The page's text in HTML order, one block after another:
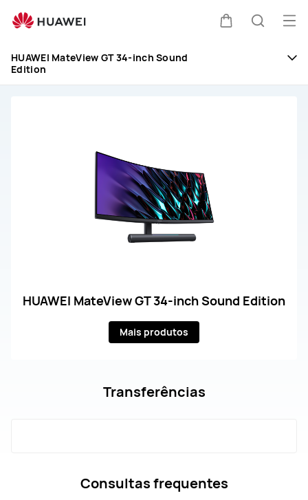
MateView
34-
inch
HUAWEI MateView GT 34-inch Sound
Edition
HUAWEI MateView GT 34-inch Sound Edition
Mais produtos
Transferências
Consultas frequentes